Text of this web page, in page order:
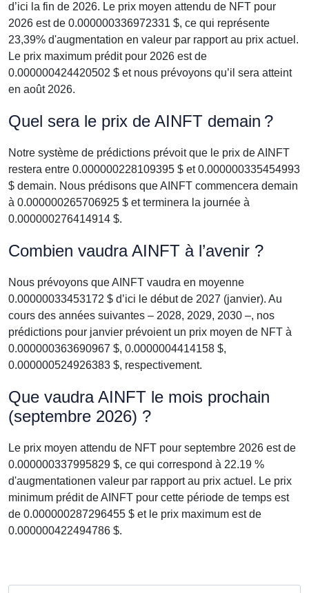
d’ici la fin de 2026. Le prix moyen attendu de NFT pour
2026 est de 0.000000336972331 $, ce qui représente
23,39% d'augmentation en valeur par rapport au prix actuel.
Le prix maximum prédit pour 2026 est de
0.000000424420502 $ et nous prévoyons qu’il sera atteint
en août 2026.
Quel sera le prix de AINFT demain ?
Notre système de prédictions prévoit que le prix de AINFT
restera entre 0.000000228109395 $ et 0.000000335454993
$ demain. Nous prédisons que AINFT commencera demain
à 0.000000265706925 $ et terminera la journée à
0.000000276414914 $.
Combien vaudra AINFT à l’avenir ?
Nous prévoyons que AINFT vaudra en moyenne
0.00000033453172 $ d’ici le début de 2027 (janvier). Au
cours des années suivantes – 2028, 2029, 2030 –, nos
prédictions pour janvier prévoient un prix moyen de NFT à
0.000000363690967 $, 0.0000004414158 $,
0.000000524926383 $, respectivement.
Que vaudra AINFT le mois prochain
(septembre 2026) ?
Le prix moyen attendu de NFT pour septembre 2026 est de
0.000000337995829 $, ce qui correspond à 22.19 %
d'augmentationen valeur par rapport au prix actuel. Le prix
minimum prédit de AINFT pour cette période de temps est
de 0.000000287296455 $ et le prix maximum est de
0.000000422494786 $.